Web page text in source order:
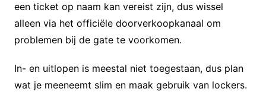
een ticket op naam kan vereist zijn, dus wissel
alleen via het officiële doorverkoopkanaal om
problemen bij de gate te voorkomen.
In- en uitlopen is meestal niet toegestaan, dus plan
wat je meeneemt slim en maak gebruik van lockers.